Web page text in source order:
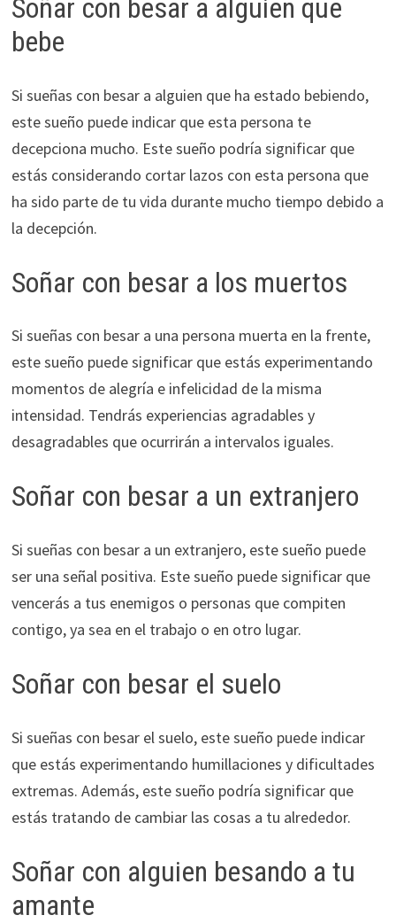
Soñar con besar a alguien que
bebe
Si sueñas con besar a alguien que ha estado bebiendo,
este sueño puede indicar que esta persona te
decepciona mucho. Este sueño podría significar que
estás considerando cortar lazos con esta persona que
ha sido parte de tu vida durante mucho tiempo debido a
la decepción.
Soñar con besar a los muertos
Si sueñas con besar a una persona muerta en la frente,
este sueño puede significar que estás experimentando
momentos de alegría e infelicidad de la misma
intensidad. Tendrás experiencias agradables y
desagradables que ocurrirán a intervalos iguales.
Soñar con besar a un extranjero
Si sueñas con besar a un extranjero, este sueño puede
ser una señal positiva. Este sueño puede significar que
vencerás a tus enemigos o personas que compiten
contigo, ya sea en el trabajo o en otro lugar.
Soñar con besar el suelo
Si sueñas con besar el suelo, este sueño puede indicar
que estás experimentando humillaciones y dificultades
extremas. Además, este sueño podría significar que
estás tratando de cambiar las cosas a tu alrededor.
Soñar con alguien besando a tu
amante